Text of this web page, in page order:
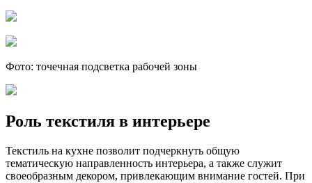
Фото: точечная подсветка рабочей зоны
Роль текстиля в интерьере
Текстиль на кухне позволит подчеркнуть общую
тематическую направленность интерьера, а также служит
своеобразным декором, привлекающим внимание гостей. При